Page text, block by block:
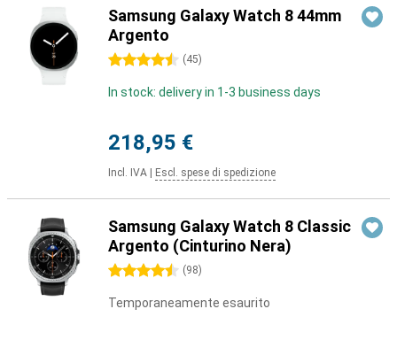
Samsung Galaxy Watch 8 44mm
Argento
4.5 stelle (45)
In stock: delivery in 1-3 business days
218,95 €
Incl. IVA Escl. spese di spedizione
Samsung Galaxy Watch 8 Classic
Argento (Cinturino Nera)
4.5 stelle (98)
Temporaneamente esaurito